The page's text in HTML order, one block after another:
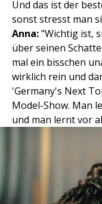
Und das ist der
sonst stresst man
Anna:"Wichtig ist,
über seinen
mal ein bisschen
wirklich rein und
'Germany's Next
Model-Show. Man
und man lernt vor